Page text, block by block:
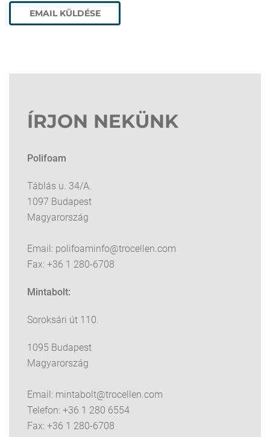
ÍRJON NEKÜNK
Polifoam
Táblás u. 34/A.
1097 Budapest
Magyarország
Email: polifoaminfo@trocellen.com
Fax: +36 1 280-6708
Mintabolt:
Soroksári út 110.
1095 Budapest
Magyarország
Email: mintabolt@trocellen.com
Telefon: +36 1 280 6554
Fax: +36 1 280-6708